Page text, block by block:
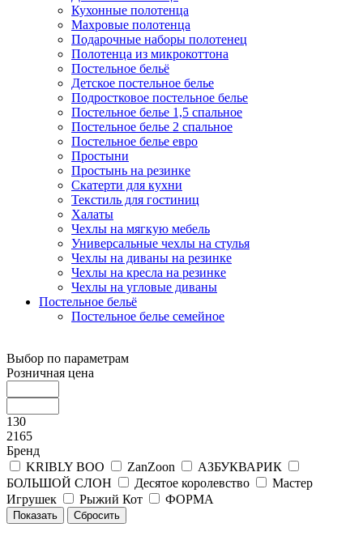
Кухонные полотенца
Махровые полотенца
Подарочные наборы полотенец
Полотенца из микрокоттона
Постельное бельё
Детское постельное белье
Подростковое постельное белье
Постельное белье 1,5 спальное
Постельное белье 2 спальное
Постельное белье евро
Простыни
Простынь на резинке
Скатерти для кухни
Текстиль для гостиниц
Халаты
Чехлы на мягкую мебель
Универсальные чехлы на стулья
Чехлы на диваны на резинке
Чехлы на кресла на резинке
Чехлы на угловые диваны
Постельное бельё
Постельное белье семейное
Выбор по параметрам
Розничная цена
130
2165
Бренд
KRIBLY BOO
ZanZoon
АЗБУКВАРИК
БОЛЬШОЙ СЛОН
Десятое королевство
Мастер
Игрушек
Рыжий Кот ФОРМА